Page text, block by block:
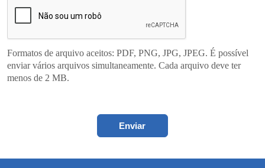
Formatos de arquivo aceitos: PDF, PNG, JPG, JPEG. É possível
enviar vários arquivos simultaneamente. Cada arquivo deve ter
menos de 2 MB.
Enviar